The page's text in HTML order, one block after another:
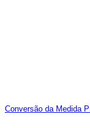
Conversão da Medida